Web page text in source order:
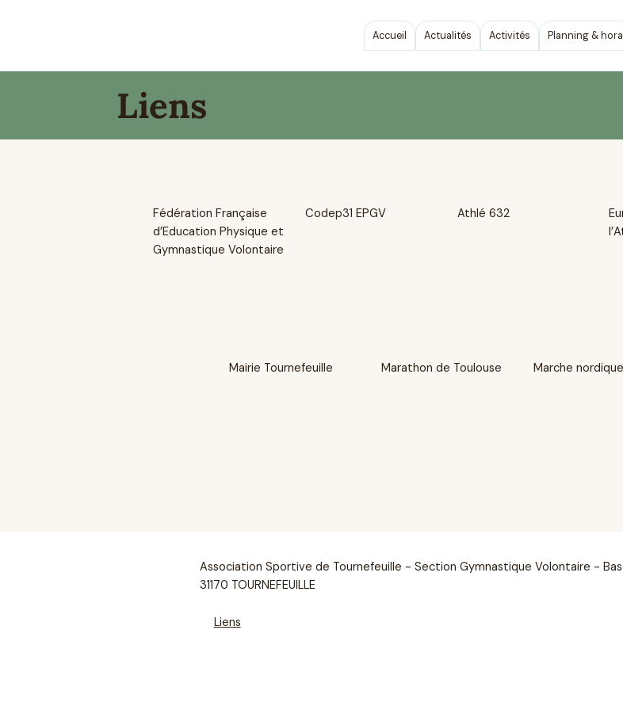
Accueil Actualités Activités Planning &
Liens
Fédération Française
d’Education Physique et
Gymnastique Volontaire
Codep31 EPGV Athlé 632
Mairie Tournefeuille Marathon de Toulouse Marche nordique
Association Sportive de Tournefeuille - Section Gymnastique Volontaire -
31170 TOURNEFEUILLE
Liens